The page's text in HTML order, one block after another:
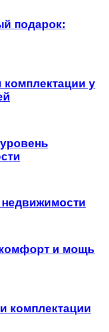
подарок:
комплектации у
недвижимости
и мощь
комплектации